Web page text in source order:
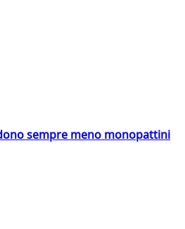
sempre meno monopattini